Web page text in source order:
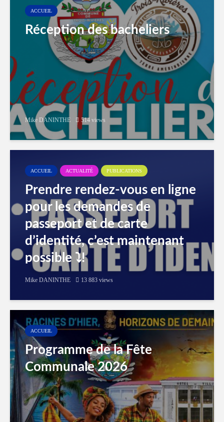
ACCUEIL
Réception des bacheliers
Mike DANINTHE 514 views
ACCUEIL ACTUALITÉ PUBLICATIONS
Prendre rendez-vous en ligne
pour les demandes de
passeport et de carte
d’identité, c’est maintenant
possible ⤵️!
Mike DANINTHE 13 883 views
ACCUEIL
Programme de la Fête
Communale 2026